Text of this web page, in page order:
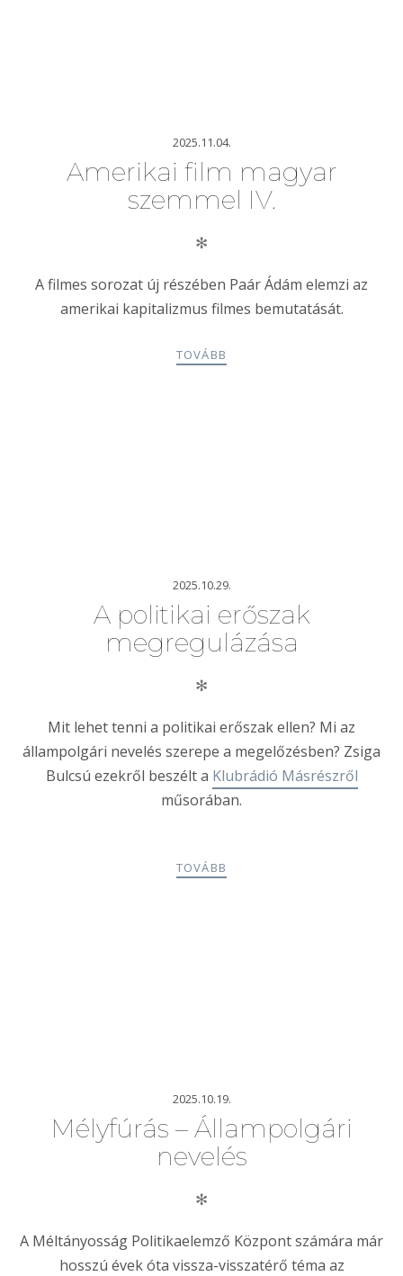
2025.11.04.
Amerikai film magyar
szemmel IV.
✻
A filmes sorozat új részében Paár Ádám elemzi az
amerikai kapitalizmus filmes bemutatását.
TOVÁBB
2025.10.29.
A politikai erőszak
megregulázása
✻
Mit lehet tenni a politikai erőszak ellen? Mi az
állampolgári nevelés szerepe a megelőzésben? Zsiga
Bulcsú ezekről beszélt a Klubrádió Másrészről
műsorában.
TOVÁBB
2025.10.19.
Mélyfúrás – Állampolgári
nevelés
✻
A Méltányosság Politikaelemző Központ számára már
hosszú évek óta vissza-visszatérő téma az